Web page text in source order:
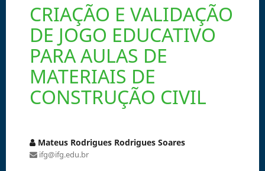
CRIAÇÃO E VALIDAÇÃO
DE JOGO EDUCATIVO
PARA AULAS DE
MATERIAIS DE
CONSTRUÇÃO CIVIL
Mateus Rodrigues Rodrigues Soares
ifg@ifg.edu.br